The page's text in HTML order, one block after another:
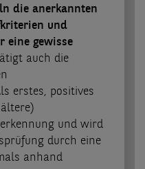
die anerkannten
und
eine gewisse
auch die
erstes, positives
und wird
durch eine
anhand